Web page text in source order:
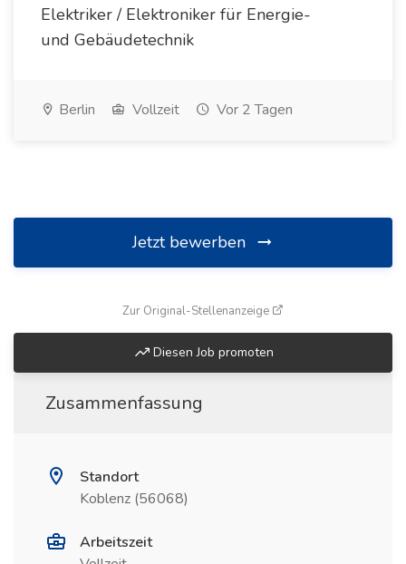
Elektriker / Elektroniker für Energie-
und Gebäudetechnik
Berlin Vollzeit Vor 2 Tagen
Jetzt bewerben
Zur Original-Stellenanzeige
Diesen Job promoten
Zusammenfassung
Standort
Koblenz (56068)
Arbeitszeit